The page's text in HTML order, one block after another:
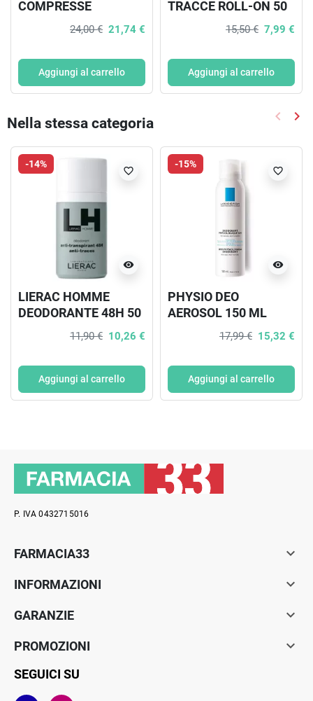
COMPRESSE
24,00 € 21,74 €
Aggiungi al carrello
TRACCE ROLL-ON 50
15,50 € 7,99 €
Aggiungi al carrello
Nella stessa categoria keyboard_arrow_left keyboard_arrow_right
-14%
visibility
favorite_border
LIERAC HOMME
DEODORANTE 48H 50
11,90 € 10,26 €
Aggiungi al carrello
-15%
visibility
favorite_border
PHYSIO DEO
AEROSOL 150 ML
17,99 € 15,32 €
Aggiungi al carrello
P. IVA 0432715016
FARMACIA33 
INFORMAZIONI 
GARANZIE 
PROMOZIONI 
SEGUICI SU